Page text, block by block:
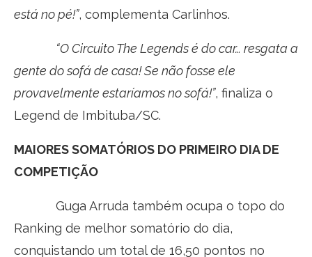
está no pé!”, complementa Carlinhos.
“O Circuito The Legends é do car… resgata a
gente do sofá de casa! Se não fosse ele
provavelmente estaríamos no sofá!”, finaliza o
Legend de Imbituba/SC.
MAIORES SOMATÓRIOS DO PRIMEIRO DIA DE
COMPETIÇÃO
Guga Arruda também ocupa o topo do
Ranking de melhor somatório do dia,
conquistando um total de 16,50 pontos no